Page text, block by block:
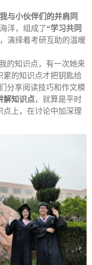
与小伙伴们的并肩同
洋，组成了“学习共同
演绎着考研互助的温暖
的知识点，有一次她来
累的知识点才把钥匙给
分享阅读技巧和作文模
解知识点，就算是平时
点上，在讨论中加深理